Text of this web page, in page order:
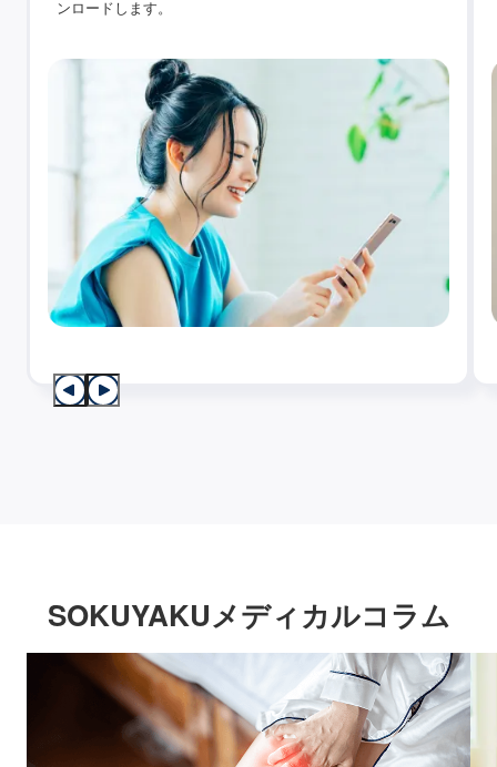
ンロードします。
SOKUYAKUメディカルコラム